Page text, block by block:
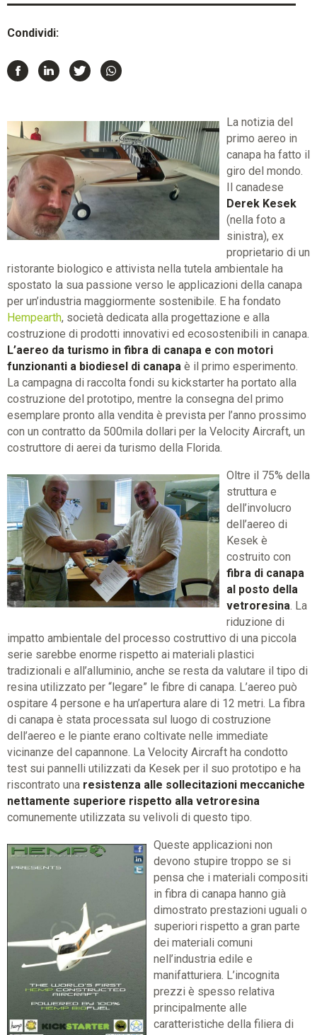
Condividi:
La notizia del
primo aereo in
canapa ha fatto il
giro del mondo.
Il canadese
Derek Kesek
(nella foto a
sinistra), ex
proprietario di un
ristorante biologico e attivista nella tutela ambientale ha
spostato la sua passione verso le applicazioni della canapa
per un’industria maggiormente sostenibile. E ha fondato
Hempearth, società dedicata alla progettazione e alla
costruzione di prodotti innovativi ed ecosostenibili in canapa.
L’aereo da turismo in fibra di canapa e con motori
funzionanti a biodiesel di canapa è il primo esperimento.
La campagna di raccolta fondi su kickstarter ha portato alla
costruzione del prototipo, mentre la consegna del primo
esemplare pronto alla vendita è prevista per l’anno prossimo
con un contratto da 500mila dollari per la Velocity Aircraft, un
costruttore di aerei da turismo della Florida.
Oltre il 75% della
struttura e
dell’involucro
dell’aereo di
Kesek è
costruito con
fibra di canapa
al posto della
vetroresina. La
riduzione di
impatto ambientale del processo costruttivo di una piccola
serie sarebbe enorme rispetto ai materiali plastici
tradizionali e all’alluminio, anche se resta da valutare il tipo di
resina utilizzato per “legare” le fibre di canapa. L’aereo può
ospitare 4 persone e ha un’apertura alare di 12 metri. La fibra
di canapa è stata processata sul luogo di costruzione
dell’aereo e le piante erano coltivate nelle immediate
vicinanze del capannone. La Velocity Aircraft ha condotto
test sui pannelli utilizzati da Kesek per il suo prototipo e ha
riscontrato una resistenza alle sollecitazioni meccaniche
nettamente superiore rispetto alla vetroresina
comunemente utilizzata su velivoli di questo tipo.
Queste applicazioni non
devono stupire troppo se si
pensa che i materiali compositi
in fibra di canapa hanno già
dimostrato prestazioni uguali o
superiori rispetto a gran parte
dei materiali comuni
nell’industria edile e
manifatturiera. L’incognita
prezzi è spesso relativa
principalmente alle
caratteristiche della filiera di